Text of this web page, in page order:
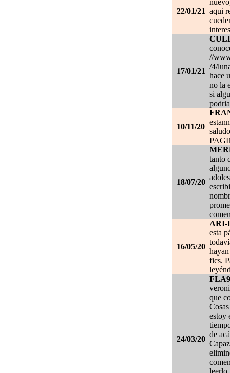
22/01/21 aqui
17/01/21
//
/4/
hace
no la
si
10/11/20
18/07/20
tanto
16/05/20
ARI-
esta
fics.
24/03/20
que
estoy
de